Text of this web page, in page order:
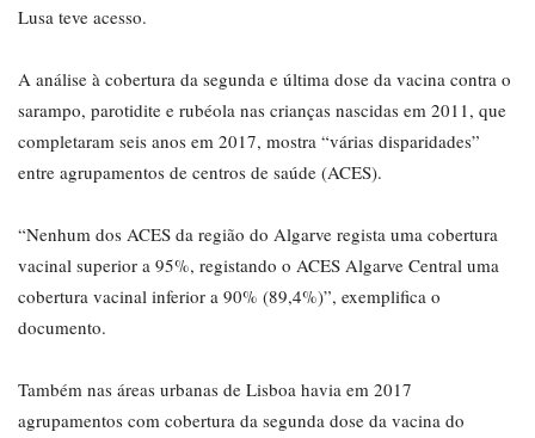
Lusa teve acesso.
A análise à cobertura da segunda e última dose da vacina contra o
sarampo, parotidite e rubéola nas crianças nascidas em 2011, que
completaram seis anos em 2017, mostra “várias disparidades”
entre agrupamentos de centros de saúde (ACES).
“Nenhum dos ACES da região do Algarve regista uma cobertura
vacinal superior a 95%, registando o ACES Algarve Central uma
cobertura vacinal inferior a 90% (89,4%)”, exemplifica o
documento.
Também nas áreas urbanas de Lisboa havia em 2017
agrupamentos com cobertura da segunda dose da vacina do